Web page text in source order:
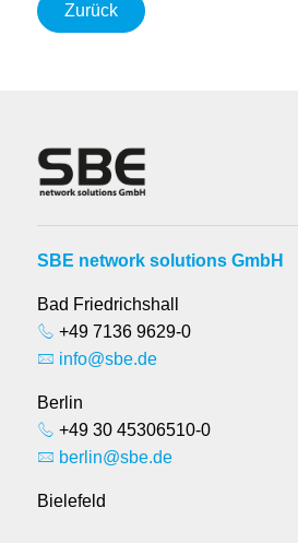
Zurück
SBE network solutions GmbH
Bad Friedrichshall
+49 7136 9629-0
info@sbe.de
Berlin
+49 30 45306510-0
berlin@sbe.de
Bielefeld